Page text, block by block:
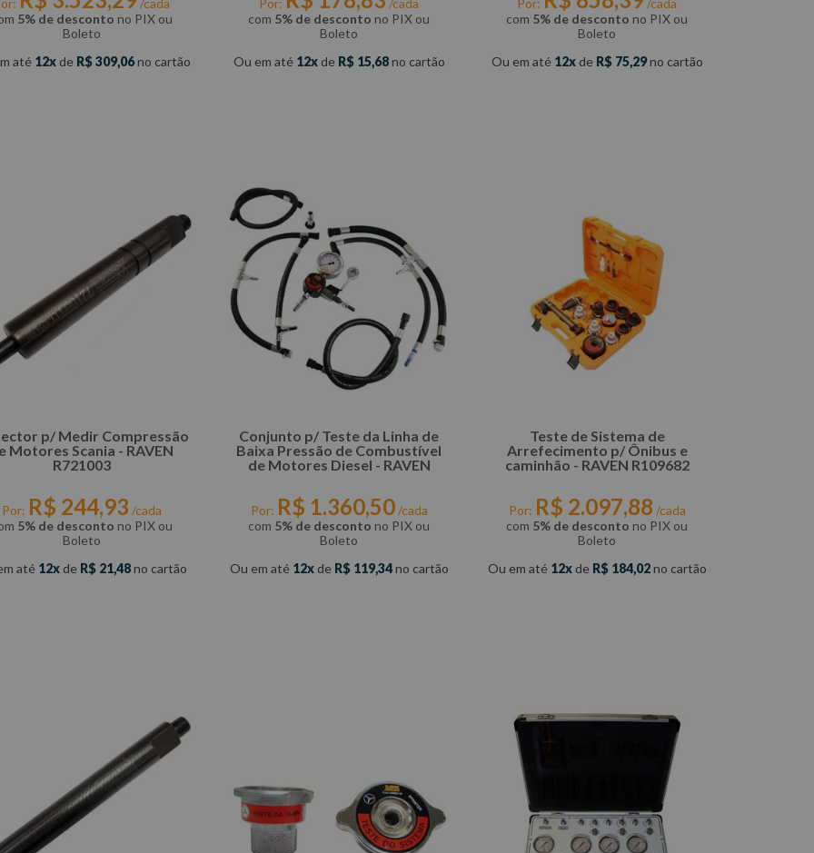
/cada
5% de desconto no PIX ou
Boleto
até 12 de R$309,06no cartão
Por:
/cada
com 5% de desconto no PIX ou
Boleto
Ou em até 12 de R$ 15,68no cartão
Por:
/cada
com 5% de desconto no PIX ou
Boleto
Ou em até 12 de R$ 75,29no cartão
p/ Medir Compressão
Motores Scania - RAVEN
R721003
Por: R$ 244,93 /cada
5% de desconto no PIX ou
Boleto
até 12 de R$ 21,48no cartão
Conjunto p/ Teste da Linha de
Baixa Pressão de Combustível
de Motores Diesel - RAVEN
Por: R$ 1.360,50/cada
com 5% de desconto no PIX ou
Boleto
Ou em até 12 de R$ 119,34no cartão
Teste de Sistema de
Arrefecimento p/ Ônibus e
caminhão - RAVEN R109682
Por: R$ 2.097,88 /cada
com 5% de desconto no PIX ou
Boleto
Ou em até 12 de R$ 184,02no cartão